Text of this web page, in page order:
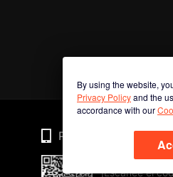
By using the website,
Privacy Policyand the
accordance with our
Phone
¡Escanee el